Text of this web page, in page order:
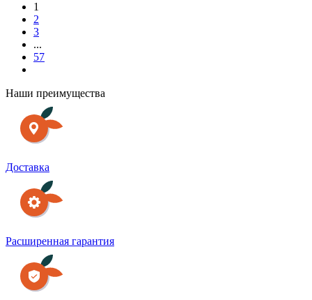
1
2
3
...
57
Наши преимущества
Доставка
Расширенная гарантия